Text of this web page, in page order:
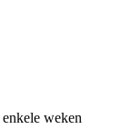
weken